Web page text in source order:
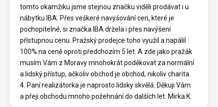
tomto okamžiku jsme stejnou značku viděli prodávat i u
nábytku IBA. Přes veškeré navyšování cen, které je
pochopitelné, si značka IBA držela i přes navýšení
přístupnou cenu. Pražský prodejce toho využil a napálil
100% na ceně oproti předchozím 5 let. A zde jako pražák
musím Vám z Moravy mnohokrát poděkovat za normální
a lidský přístup, ačkoliv obchod je obchod, nikoliv charita.
4. Paní realizátorka je naprosto lidsky skvělá. Děkuji Vám
a přeji obchodu mnoho požehnání do dalších let. Mirka K.